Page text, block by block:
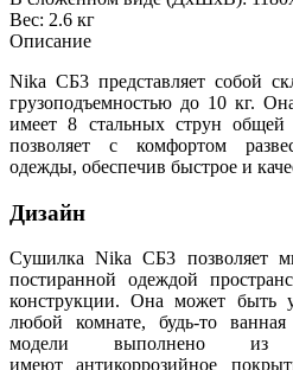
Вес: 2.6 кг
Описание
Nika СБ3 представляет собой
грузоподъемностью до 10 кг.
имеет 8 стальных струн
позволяет с комфортом
одежды, обеспечив быстрое и
Дизайн
Сушилка Nika СБ3 позволяет
постиранной одеждой
конструкции. Она может быть
любой комнате, будь-то
модели выполнено
имеют антикоррозийное